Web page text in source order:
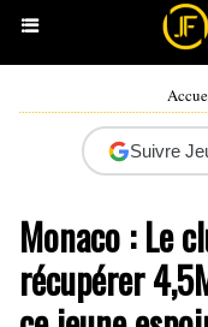
Suivre
Monaco : Le
récupérer